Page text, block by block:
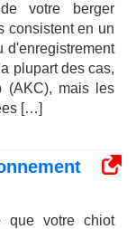
votre berger
consistent en un
d'enregistrement
plupart des cas,
(AKC), mais les
[…]
votre chiot